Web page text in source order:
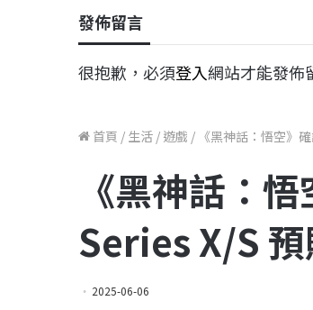
發佈留言
很抱歉，必須登入網站才能發佈